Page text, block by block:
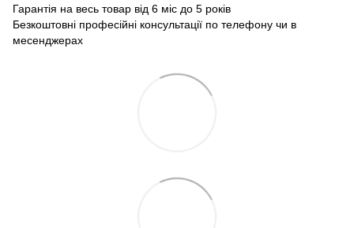
Гарантія на весь товар від 6 міс до 5 років
Безкоштовні професійні консультації по телефону чи в
месенджерах